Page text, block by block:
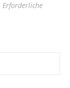
Erforderliche